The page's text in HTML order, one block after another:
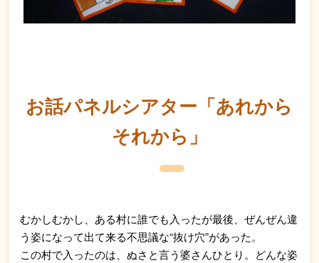
お話パネルシアター「あれから
それから」
むかしむかし、ある村に誰でも入ったが最後、ぜんぜん違
う姿になって出て来る不思議な“抜け穴”があった。
この村で入ったのは、ぬさと言う婆さんひとり。どんな姿